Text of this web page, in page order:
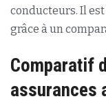
conducteurs. Il
grâce à un
Comparatif
assurances